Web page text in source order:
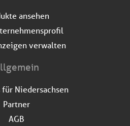
ansehen
verwalten
für Niedersachsen
Partner
AGB